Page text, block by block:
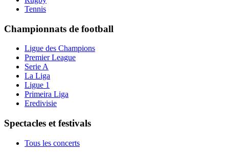
Tennis
Championnats de football
Ligue des Champions
Premier League
Serie A
La Liga
Ligue 1
Primeira Liga
Eredivisie
Spectacles et festivals
Tous les concerts